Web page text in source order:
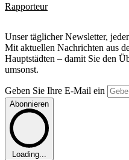
Rapporteur
Unser täglicher Newsletter,
Mit aktuellen Nachrichten aus
Hauptstädten – damit Sie den
umsonst.
Geben Sie Ihre E-Mail ein
Abonnieren
Loading...